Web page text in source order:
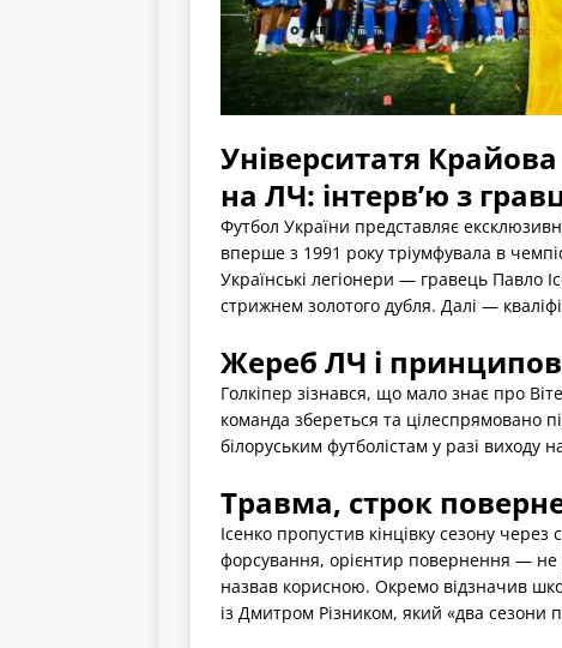
Університатя
на ЛЧ: інтерв’ю з
Футбол України представляє
вперше з 1991 року тріумфувала в
Українські легіонери — гравець Павло
стрижнем золотого дубля. Далі —
Жереб ЛЧ і
Голкіпер зізнався, що мало знає про
команда збереться та цілеспрямовано
білоруським футболістам у разі виходу
Травма, строк
Ісенко пропустив кінцівку сезону
форсування, орієнтир повернення —
назвав корисною. Окремо відзначив
із Дмитром Різником, який «два сезони